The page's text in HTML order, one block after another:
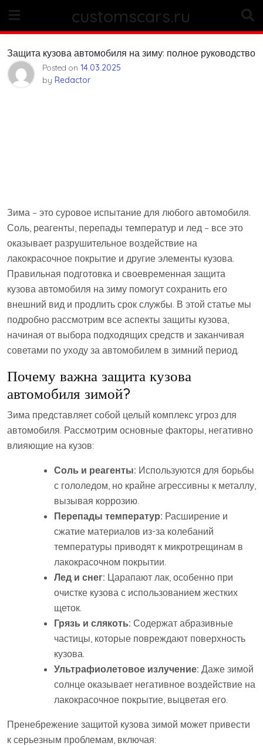
content
customscars.ru
Защита кузова автомобиля на зиму: полное руководство
Posted on 14.03.2025
by Redactor
Зима – это суровое испытание для любого автомобиля.
Соль, реагенты, перепады температур и лед – все это
оказывает разрушительное воздействие на
лакокрасочное покрытие и другие элементы кузова.
Правильная подготовка и своевременная защита
кузова автомобиля на зиму помогут сохранить его
внешний вид и продлить срок службы. В этой статье мы
подробно рассмотрим все аспекты защиты кузова,
начиная от выбора подходящих средств и заканчивая
советами по уходу за автомобилем в зимний период.
Почему важна защита кузова
автомобиля зимой?
Зима представляет собой целый комплекс угроз для
автомобиля. Рассмотрим основные факторы, негативно
влияющие на кузов:
Соль и реагенты: Используются для борьбы
с гололедом, но крайне агрессивны к металлу,
вызывая коррозию.
Перепады температур: Расширение и
сжатие материалов из-за колебаний
температуры приводят к микротрещинам в
лакокрасочном покрытии.
Лед и снег: Царапают лак, особенно при
очистке кузова с использованием жестких
щеток.
Грязь и слякоть: Содержат абразивные
частицы, которые повреждают поверхность
кузова.
Ультрафиолетовое излучение: Даже зимой
солнце оказывает негативное воздействие на
лакокрасочное покрытие, выцветая его.
Пренебрежение защитой кузова зимой может привести
к серьезным проблемам, включая: